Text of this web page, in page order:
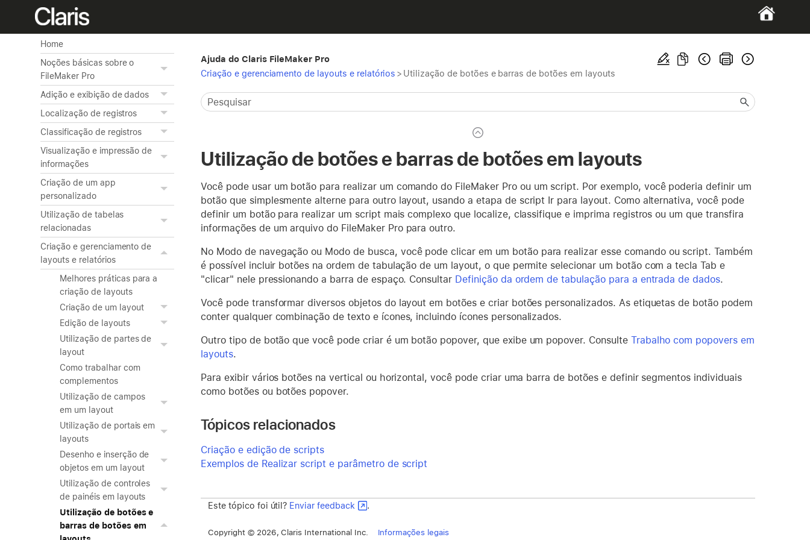
Home
Noções básicas sobre o
FileMaker Pro
Adição e exibição de dados
Localização de registros
Classificação de registros
Visualização e impressão de
informações
Criação de um app
personalizado
Utilização de tabelas
relacionadas
Criação e gerenciamento de
layouts e relatórios
Melhores práticas para a
criação de layouts
Criação de um layout
Edição de layouts
Utilização de partes de
layout
Como trabalhar com
complementos
Utilização de campos
em um layout
Utilização de portais em
layouts
Desenho e inserção de
objetos em um layout
Utilização de controles
de painéis em layouts
Utilização de botões e
barras de botões em
Ajuda do Claris FileMaker Pro
Criação e gerenciamento de layouts e relatórios > Utilização de botões e barras de botões em layouts
Utilização de botões e barras de botões em layouts
Você pode usar um botão para realizar um comando do FileMaker Pro ou um script. Por exemplo, você poderia definir um
botão que simplesmente alterne para outro layout, usando a etapa de script Ir para layout. Como alternativa, você pode
definir um botão para realizar um script mais complexo que localize, classifique e imprima registros ou um que transfira
informações de um arquivo do FileMaker Pro para outro.
No Modo de navegação ou Modo de busca, você pode clicar em um botão para realizar esse comando ou script. Também
é possível incluir botões na ordem de tabulação de um layout, o que permite selecionar um botão com a tecla Tab e
"clicar" nele pressionando a barra de espaço. Consultar Definição da ordem de tabulação para a entrada de dados.
Você pode transformar diversos objetos do layout em botões e criar botões personalizados. As etiquetas de botão podem
conter qualquer combinação de texto e ícones, incluindo ícones personalizados.
Outro tipo de botão que você pode criar é um botão popover, que exibe um popover. Consulte Trabalho com popovers em
layouts.
Para exibir vários botões na vertical ou horizontal, você pode criar uma barra de botões e definir segmentos individuais
como botões ou botões popover.
Tópicos relacionados
Criação e edição de scripts
Exemplos de Realizar script e parâmetro de script
Este tópico foi útil? Enviar feedback .
Copyright © 2026, Claris International Inc. Informações legais